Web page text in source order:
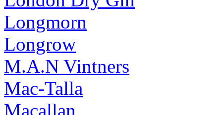
Longmorn
Longrow
M.A.N Vintners
Mac-Talla
Macallan